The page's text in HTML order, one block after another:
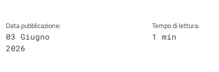
Data pubblicazione:
03 Giugno
2026
Tempo di lettura:
1 min